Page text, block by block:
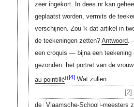
zeer ingekort. In dees nrkan
geplaatst worden, vermits de
verschijnen. Zou 'k dat artikel in
de teekeningen zetten? Antwoord.
een croquis — bijna een
gezonden: het portret van de
au pointillé!![4]Wat zullen
[2]
de Vlaamsche-School -meesters